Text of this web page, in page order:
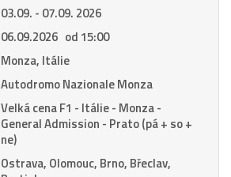
03.09. - 07.09. 2026
06.09.2026 od 15:00
Monza, Itálie
Autodromo Nazionale Monza
Velká cena F1 - Itálie - Monza -
General Admission - Prato (pá + so +
ne)
Ostrava, Olomouc, Brno, Břeclav,